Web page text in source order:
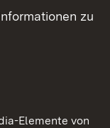
zu
Elemente von